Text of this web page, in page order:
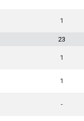
1
23
1
1
-